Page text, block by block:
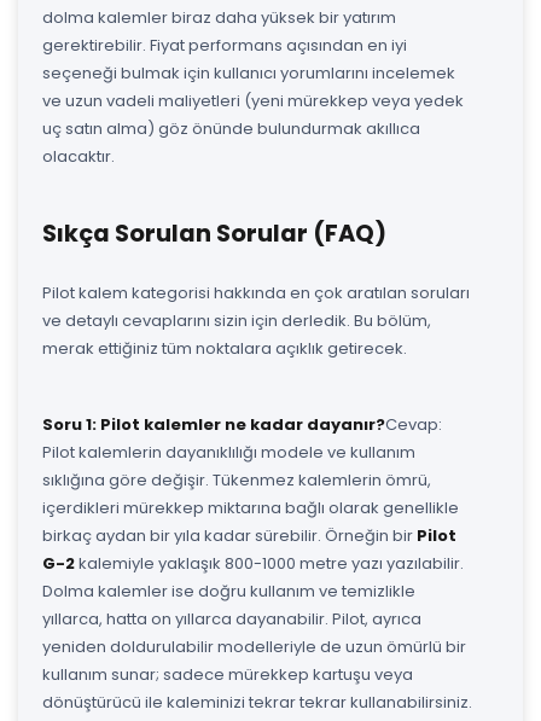
dolma kalemler biraz daha yüksek bir yatırım
gerektirebilir. Fiyat performans açısından en iyi
seçeneği bulmak için kullanıcı yorumlarını incelemek
ve uzun vadeli maliyetleri (yeni mürekkep veya yedek
uç satın alma) göz önünde bulundurmak akıllıca
olacaktır.
Sıkça Sorulan Sorular (FAQ)
Pilot kalem kategorisi hakkında en çok aratılan soruları
ve detaylı cevaplarını sizin için derledik. Bu bölüm,
merak ettiğiniz tüm noktalara açıklık getirecek.
Soru 1: Pilot kalemler ne kadar dayanır?Cevap:
Pilot kalemlerin dayanıklılığı modele ve kullanım
sıklığına göre değişir. Tükenmez kalemlerin ömrü,
içerdikleri mürekkep miktarına bağlı olarak genellikle
birkaç aydan bir yıla kadar sürebilir. Örneğin bir Pilot
G-2kalemiyle yaklaşık 800-1000 metre yazı yazılabilir.
Dolma kalemler ise doğru kullanım ve temizlikle
yıllarca, hatta on yıllarca dayanabilir. Pilot, ayrıca
yeniden doldurulabilir modelleriyle de uzun ömürlü bir
kullanım sunar; sadece mürekkep kartuşu veya
dönüştürücü ile kaleminizi tekrar tekrar kullanabilirsiniz.